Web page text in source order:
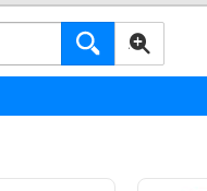
AVANZADA